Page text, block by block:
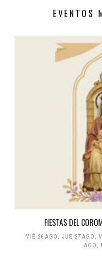
EVENTOS
FIESTAS DEL
MIÉ 26 AGO, JUE 27 AGO,
AGO,